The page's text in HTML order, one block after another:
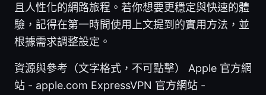
且人性化的網路旅程。若你想要更穩定與快速的體
驗，記得在第一時間使用上文提到的實用方法，並
根據需求調整設定。
資源與參考（文字格式，不可點擊） Apple 官方網
站 - apple.com ExpressVPN 官方網站 -